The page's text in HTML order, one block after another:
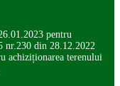
pentru
nr.230 din 28.12.2022
achiziționarea terenului